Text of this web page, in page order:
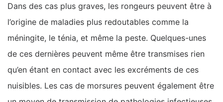
Dans des cas plus graves, les rongeurs peuvent être à
l’origine de maladies plus redoutables comme la
méningite, le ténia, et même la peste. Quelques-unes
de ces dernières peuvent même être transmises rien
qu’en étant en contact avec les excréments de ces
nuisibles. Les cas de morsures peuvent également être